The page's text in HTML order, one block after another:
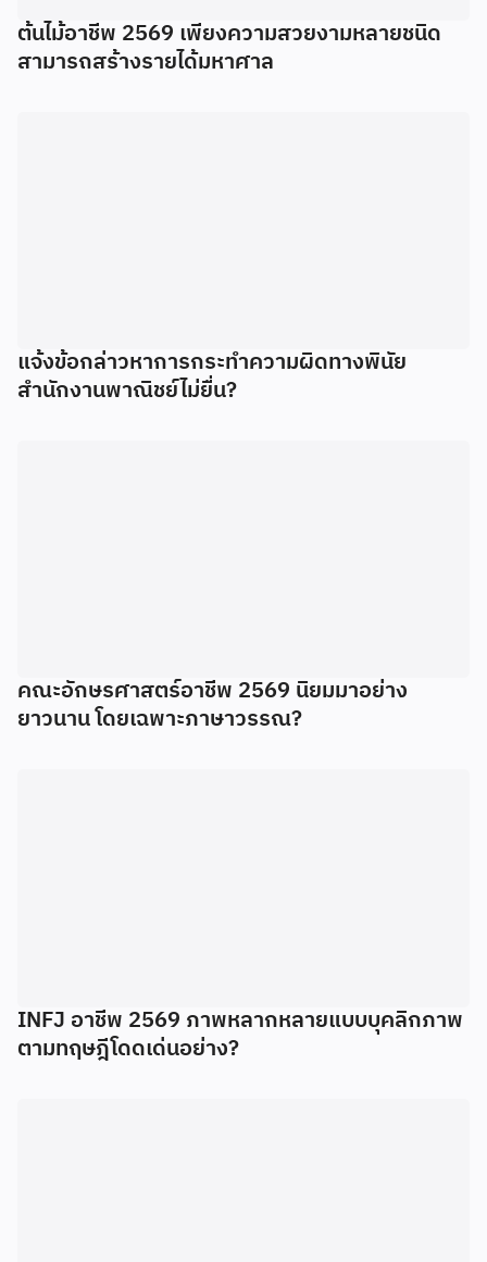
ต้นไม้อาชีพ 2569 เพียงความสวยงามหลายชนิด
สามารถสร้างรายได้มหาศาล
แจ้งข้อกล่าวหาการกระทำความผิดทางพินัย
สำนักงานพาณิชย์ไม่ยื่น?
คณะอักษรศาสตร์อาชีพ 2569 นิยมมาอย่าง
ยาวนาน โดยเฉพาะภาษาวรรณ?
INFJ อาชีพ 2569 ภาพหลากหลายแบบบุคลิกภาพ
ตามทฤษฎีโดดเด่นอย่าง?